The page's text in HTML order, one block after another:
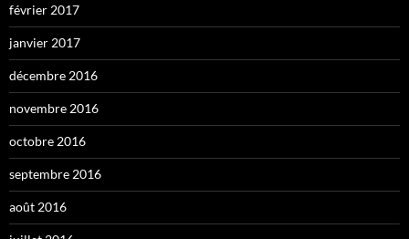
février 2017
janvier 2017
décembre 2016
novembre 2016
octobre 2016
septembre 2016
août 2016